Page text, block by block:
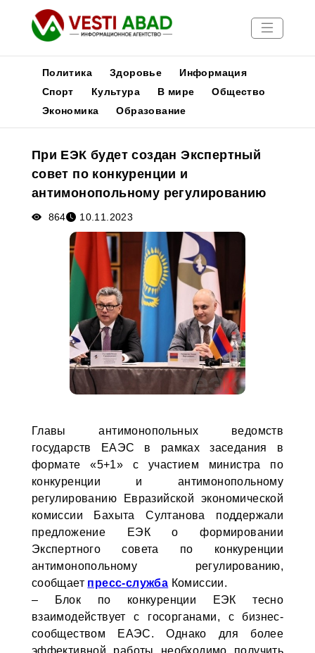
Новости
Медиа
Афиша
Политика Здоровье
Информация
Спорт
Культура В мире
Общество
Экономика
Образование
При ЕЭК будет создан Экспертный
совет по конкуренции и
антимонопольному регулированию
864 10.11.2023
Главы антимонопольных ведомств
государств ЕАЭС в рамках заседания в
формате «5+1» с участием министра по
конкуренции и антимонопольному
регулированию Евразийской экономической
комиссии Бахыта Султанова поддержали
предложение ЕЭК о формировании
Экспертного совета по конкуренции
антимонопольному регулированию,
сообщает пресс-служба Комиссии.
– Блок по конкуренции ЕЭК тесно
взаимодействует с госорганами, с бизнес-
сообществом ЕАЭС. Однако для более
эффективной работы необходимо получить